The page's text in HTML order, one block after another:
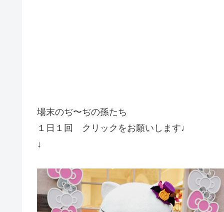
場末のぢ〜ぢの孫たち
１日１回 クリックをお願いします♩
↓